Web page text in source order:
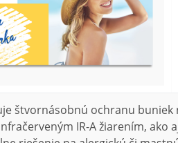
štvornásobnú ochranu buniek
IR-A žiarením, ako